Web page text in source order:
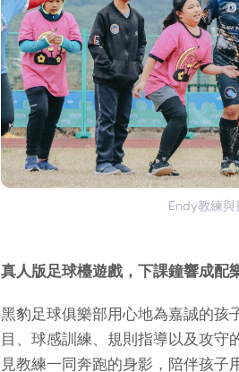
Endy教練與
真人版足球檯遊戲，下課鐘響成配
黑豹足球俱樂部用心地為嘉誠的孩
目、球感訓練、規則指導以及攻守
見教練一同奔跑的身影，陪伴孩子